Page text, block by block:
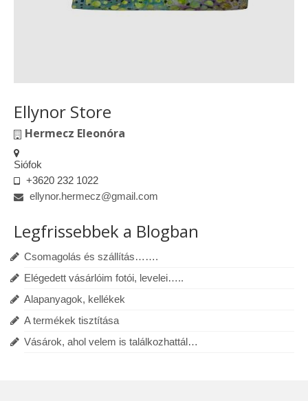
Ellynor Store
Hermecz Eleonóra
Siófok
+3620 232 1022
ellynor.hermecz@gmail.com
Legfrissebbek a Blogban
Csomagolás és szállítás…….
Elégedett vásárlóim fotói, levelei…..
Alapanyagok, kellékek
A termékek tisztítása
Vásárok, ahol velem is találkozhattál…